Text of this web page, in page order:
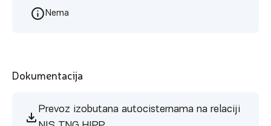
Nema
Dokumentacija
Prevoz izobutana autocisternama na relaciji